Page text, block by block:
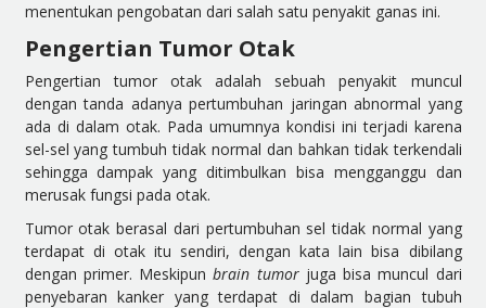
menentukan pengobatan dari salah satu penyakit ganas ini.
Pengertian Tumor Otak
Pengertian tumor otak adalah sebuah penyakit muncul
dengan tanda adanya pertumbuhan jaringan abnormal yang
ada di dalam otak. Pada umumnya kondisi ini terjadi karena
sel-sel yang tumbuh tidak normal dan bahkan tidak terkendali
sehingga dampak yang ditimbulkan bisa mengganggu dan
merusak fungsi pada otak.
Tumor otak berasal dari pertumbuhan sel tidak normal yang
terdapat di otak itu sendiri, dengan kata lain bisa dibilang
dengan primer. Meskipunbrain tumorjuga bisa muncul dari
penyebaran kanker yang terdapat di dalam bagian tubuh